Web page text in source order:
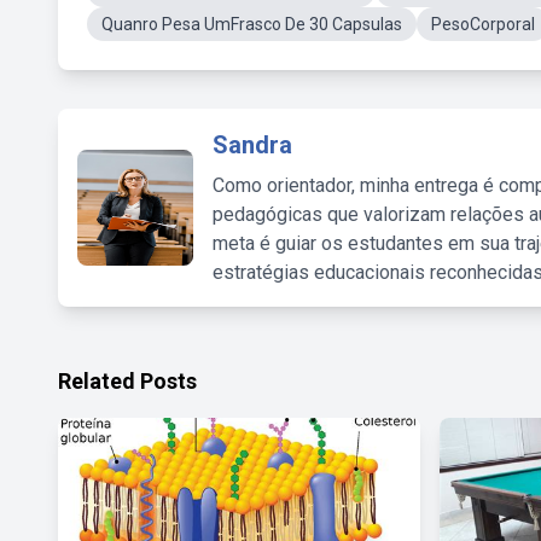
Quanro Pesa UmFrasco De 30 Capsulas PesoCorporal
Sandra
Como orientador, minha entrega é
pedagógicas que valorizam relações
meta é guiar os estudantes em sua
estratégias educacionais
Related Posts